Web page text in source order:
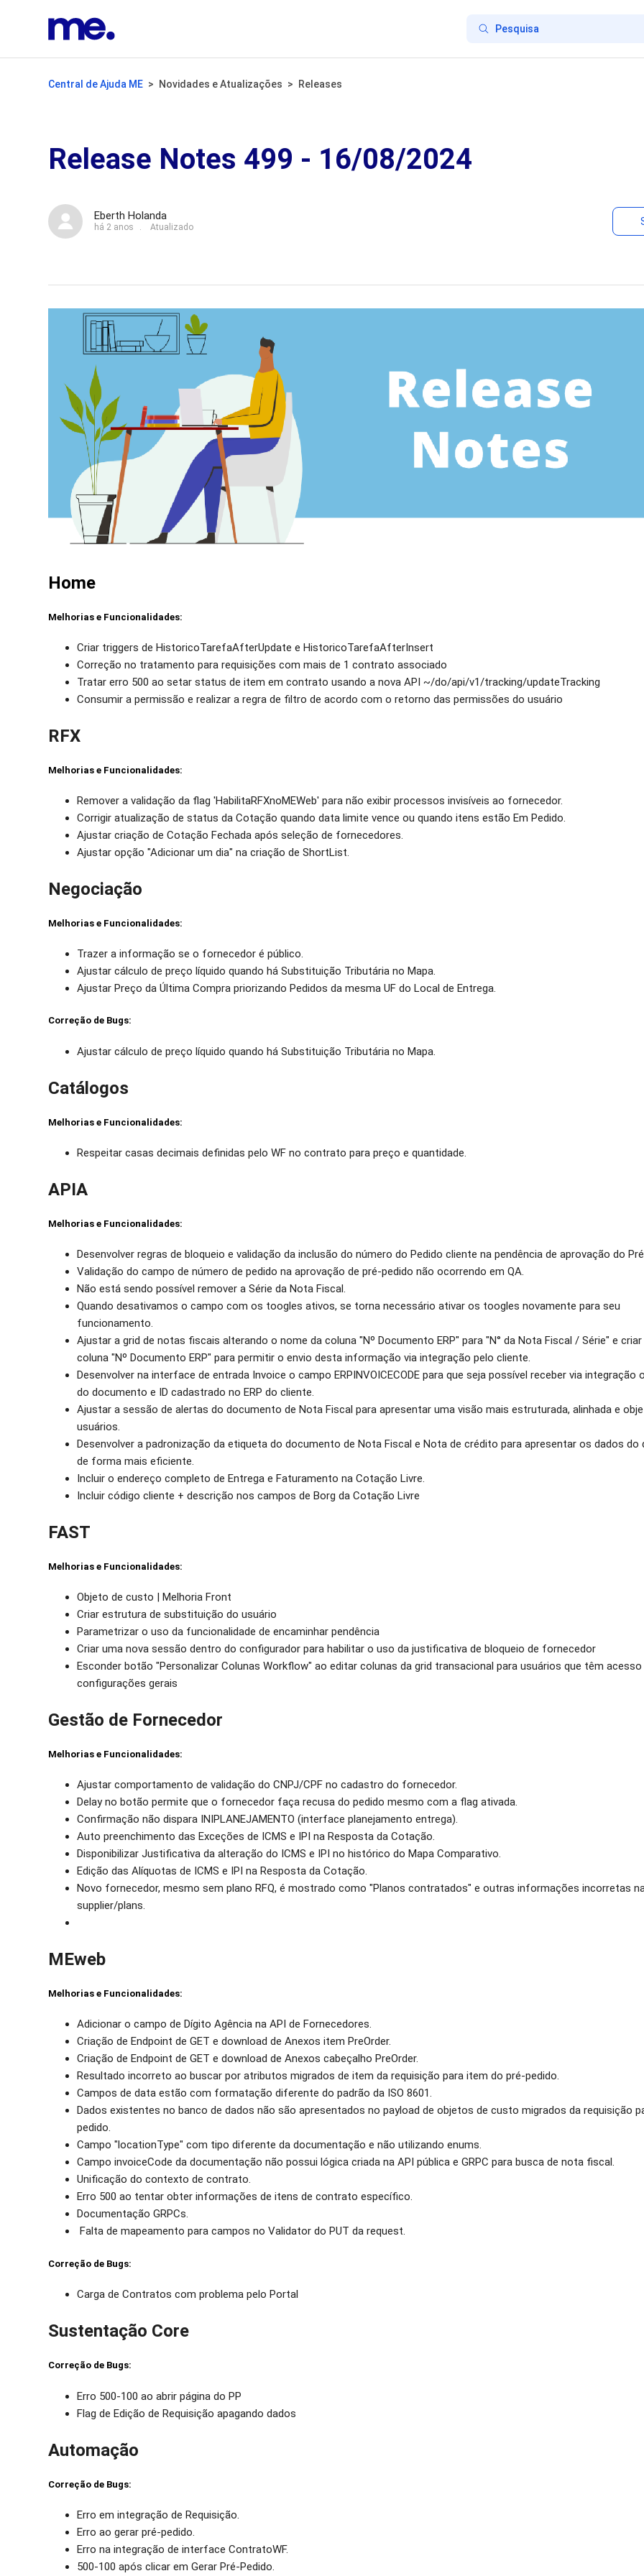
Central de Ajuda ME Novidades e Atualizações Releases
Release Notes 499 - 16/08/2024
Eberth Holanda
há 2 anos Atualizado
Home
Melhorias e Funcionalidades:
Criar triggers de HistoricoTarefaAfterUpdate e HistoricoTarefaAfterInsert
Correção no tratamento para requisições com mais de 1 contrato associado
Tratar erro 500 ao setar status de item em contrato usando a nova API ~/do/api/v1/tracking/updateTracking
Consumir a permissão e realizar a regra de filtro de acordo com o retorno das permissões do usuário
RFX
Melhorias e Funcionalidades:
Remover a validação da flag 'HabilitaRFXnoMEWeb' para não exibir processos invisíveis ao fornecedor.
Corrigir atualização de status da Cotação quando data limite vence ou quando itens estão Em Pedido.
Ajustar criação de Cotação Fechada após seleção de fornecedores.
Ajustar opção "Adicionar um dia" na criação de ShortList.
Negociação
Melhorias e Funcionalidades:
Trazer a informação se o fornecedor é público.
Ajustar cálculo de preço líquido quando há Substituição Tributária no Mapa.
Ajustar Preço da Última Compra priorizando Pedidos da mesma UF do Local de Entrega.
Correção de Bugs:
Ajustar cálculo de preço líquido quando há Substituição Tributária no Mapa.
Catálogos
Melhorias e Funcionalidades:
Respeitar casas decimais definidas pelo WF no contrato para preço e quantidade.
APIA
Melhorias e Funcionalidades:
Desenvolver regras de bloqueio e validação da inclusão do número do Pedido cliente na pendência de aprovação do
Validação do campo de número de pedido na aprovação de pré-pedido não ocorrendo em QA.
Não está sendo possível remover a Série da Nota Fiscal.
Quando desativamos o campo com os toogles ativos, se torna necessário ativar os toogles novamente para seu
funcionamento.
Ajustar a grid de notas fiscais alterando o nome da coluna "Nº Documento ERP" para "N° da Nota Fiscal / Série" e
coluna "Nº Documento ERP" para permitir o envio desta informação via integração pelo cliente.
Desenvolver na interface de entrada Invoice o campo ERPINVOICECODE para que seja possível receber via integração
do documento e ID cadastrado no ERP do cliente.
Ajustar a sessão de alertas do documento de Nota Fiscal para apresentar uma visão mais estruturada, alinhada e
usuários.
Desenvolver a padronização da etiqueta do documento de Nota Fiscal e Nota de crédito para apresentar os dados
de forma mais eficiente.
Incluir o endereço completo de Entrega e Faturamento na Cotação Livre.
Incluir código cliente + descrição nos campos de Borg da Cotação Livre
FAST
Melhorias e Funcionalidades:
Objeto de custo | Melhoria Front
Criar estrutura de substituição do usuário
Parametrizar o uso da funcionalidade de encaminhar pendência
Criar uma nova sessão dentro do configurador para habilitar o uso da justificativa de bloqueio de fornecedor
Esconder botão "Personalizar Colunas Workflow" ao editar colunas da grid transacional para usuários que têm acesso
configurações gerais
Gestão de Fornecedor
Melhorias e Funcionalidades:
Ajustar comportamento de validação do CNPJ/CPF no cadastro do fornecedor.
Delay no botão permite que o fornecedor faça recusa do pedido mesmo com a flag ativada.
Confirmação não dispara INIPLANEJAMENTO (interface planejamento entrega).
Auto preenchimento das Exceções de ICMS e IPI na Resposta da Cotação.
Disponibilizar Justificativa da alteração do ICMS e IPI no histórico do Mapa Comparativo.
Edição das Alíquotas de ICMS e IPI na Resposta da Cotação.
Novo fornecedor, mesmo sem plano RFQ, é mostrado como "Planos contratados" e outras informações incorretas
supplier/plans.
MEweb
Melhorias e Funcionalidades:
Adicionar o campo de Dígito Agência na API de Fornecedores.
Criação de Endpoint de GET e download de Anexos item PreOrder.
Criação de Endpoint de GET e download de Anexos cabeçalho PreOrder.
Resultado incorreto ao buscar por atributos migrados de item da requisição para item do pré-pedido.
Campos de data estão com formatação diferente do padrão da ISO 8601.
Dados existentes no banco de dados não são apresentados no payload de objetos de custo migrados da requisição
pedido.
Campo "locationType" com tipo diferente da documentação e não utilizando enums.
Campo invoiceCode da documentação não possui lógica criada na API pública e GRPC para busca de nota fiscal.
Unificação do contexto de contrato.
Erro 500 ao tentar obter informações de itens de contrato específico.
Documentação GRPCs.
Falta de mapeamento para campos no Validator do PUT da request.
Correção de Bugs:
Carga de Contratos com problema pelo Portal
Sustentação Core
Correção de Bugs:
Erro 500-100 ao abrir página do PP
Flag de Edição de Requisição apagando dados
Automação
Correção de Bugs:
Erro em integração de Requisição.
Erro ao gerar pré-pedido.
Erro na integração de interface ContratoWF.
500-100 após clicar em Gerar Pré-Pedido.